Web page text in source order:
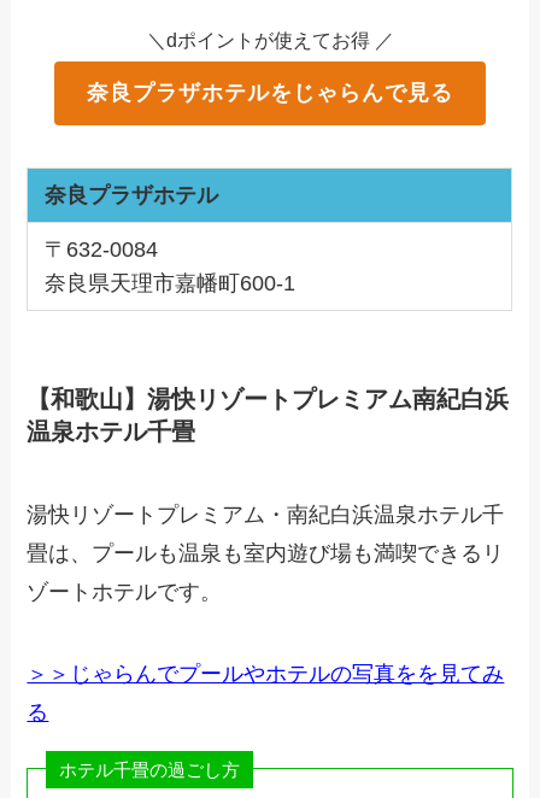
＼dポイントが使えてお得 ／
奈良プラザホテルをじゃらんで見る
奈良プラザホテル
〒632-0084
奈良県天理市嘉幡町600-1
【和歌山】湯快リゾートプレミアム南紀白浜
温泉ホテル千畳
湯快リゾートプレミアム・南紀白浜温泉ホテル千
畳は、プールも温泉も室内遊び場も満喫できるリ
ゾートホテルです。
＞＞じゃらんでプールやホテルの写真をを見てみ
る
ホテル千畳の過ごし方